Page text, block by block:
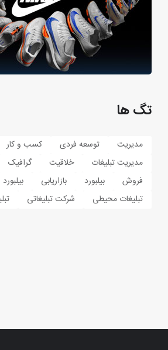
تگ ها
مدیریت توسعه فردی کسب و کار
مدیریت تبلیغات
خلاقیت گرافیک
فروش
بیلبورد بازاریابی بیلبورد
تبلیغات محیطی
شرکت تبلیغاتی